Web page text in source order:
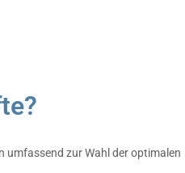
umfassend zur Wahl der optimalen